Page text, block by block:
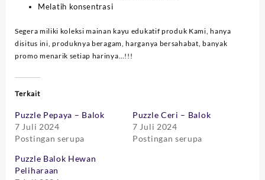
Melatih konsentrasi
Segera miliki koleksi mainan kayu edukatif produk Kami, hanya
disitus ini, produknya beragam, harganya bersahabat, banyak
promo menarik setiap harinya…!!!
Terkait
Puzzle Pepaya – Balok
7 Juli 2024
Postingan serupa
Puzzle Ceri – Balok
7 Juli 2024
Postingan serupa
Puzzle Balok Hewan
Peliharaan